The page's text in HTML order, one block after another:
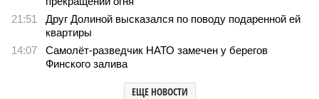
21:51
Друг Долиной высказался по поводу подаренной ей
квартиры
14:07
Самолёт-разведчик НАТО замечен у берегов
Финского залива
ЕЩЕ НОВОСТИ